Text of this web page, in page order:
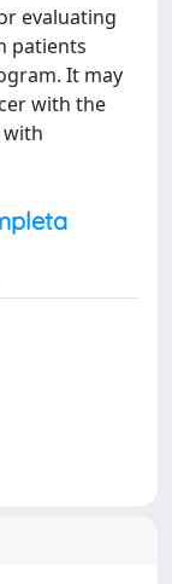
evaluating
patients
It may
with the
with